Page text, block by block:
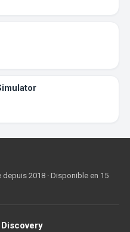
2018 · Disponible en 15
Discovery